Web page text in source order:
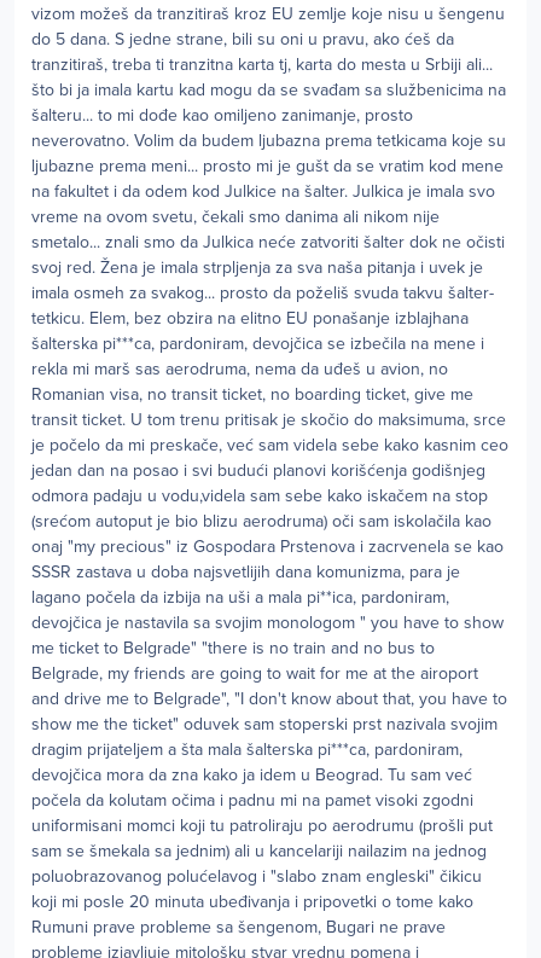
vizom možeš da tranzitiraš kroz EU zemlje koje nisu u šengenu
do 5 dana. S jedne strane, bili su oni u pravu, ako ćeš da
tranzitiraš, treba ti tranzitna karta tj, karta do mesta u Srbiji ali...
što bi ja imala kartu kad mogu da se svađam sa službenicima na
šalteru... to mi dođe kao omiljeno zanimanje, prosto
neverovatno. Volim da budem ljubazna prema tetkicama koje su
ljubazne prema meni... prosto mi je gušt da se vratim kod mene
na fakultet i da odem kod Julkice na šalter. Julkica je imala svo
vreme na ovom svetu, čekali smo danima ali nikom nije
smetalo... znali smo da Julkica neće zatvoriti šalter dok ne očisti
svoj red. Žena je imala strpljenja za sva naša pitanja i uvek je
imala osmeh za svakog... prosto da poželiš svuda takvu šalter-
tetkicu. Elem, bez obzira na elitno EU ponašanje izblajhana
šalterska pi***ca, pardoniram, devojčica se izbečila na mene i
rekla mi marš sas aerodruma, nema da uđeš u avion, no
Romanian visa, no transit ticket, no boarding ticket, give me
transit ticket. U tom trenu pritisak je skočio do maksimuma, srce
je počelo da mi preskače, već sam videla sebe kako kasnim ceo
jedan dan na posao i svi budući planovi korišćenja godišnjeg
odmora padaju u vodu,videla sam sebe kako iskačem na stop
(srećom autoput je bio blizu aerodruma) oči sam iskolačila kao
onaj "my precious" iz Gospodara Prstenova i zacrvenela se kao
SSSR zastava u doba najsvetlijih dana komunizma, para je
lagano počela da izbija na uši a mala pi**ica, pardoniram,
devojčica je nastavila sa svojim monologom " you have to show
me ticket to Belgrade" "there is no train and no bus to
Belgrade, my friends are going to wait for me at the airoport
and drive me to Belgrade", "I don't know about that, you have to
show me the ticket" oduvek sam stoperski prst nazivala svojim
dragim prijateljem a šta mala šalterska pi***ca, pardoniram,
devojčica mora da zna kako ja idem u Beograd. Tu sam već
počela da kolutam očima i padnu mi na pamet visoki zgodni
uniformisani momci koji tu patroliraju po aerodrumu (prošli put
sam se šmekala sa jednim) ali u kancelariji nailazim na jednog
poluobrazovanog polućelavog i "slabo znam engleski" čikicu
koji mi posle 20 minuta ubeđivanja i pripovetki o tome kako
Rumuni prave probleme sa šengenom, Bugari ne prave
probleme izjavljuje mitološku stvar vrednu pomena i